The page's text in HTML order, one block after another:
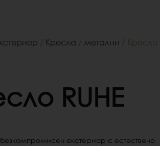
/ Кресла / метални / Кресло
RUHE
екстериор с естествено